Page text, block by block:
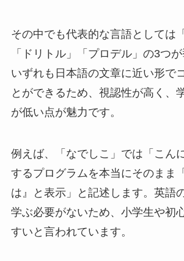
その中でも代表的な言語としては
「ドリトル」「プロデル」の3つが
いずれも日本語の文章に近い形で
とができるため、視認性が高く、
が低い点が魅力です。
例えば、「なでしこ」では「こん
するプログラムを本当にそのまま
は』と表示」と記述します。英語
学ぶ必要がないため、小学生や初
すいと言われています。